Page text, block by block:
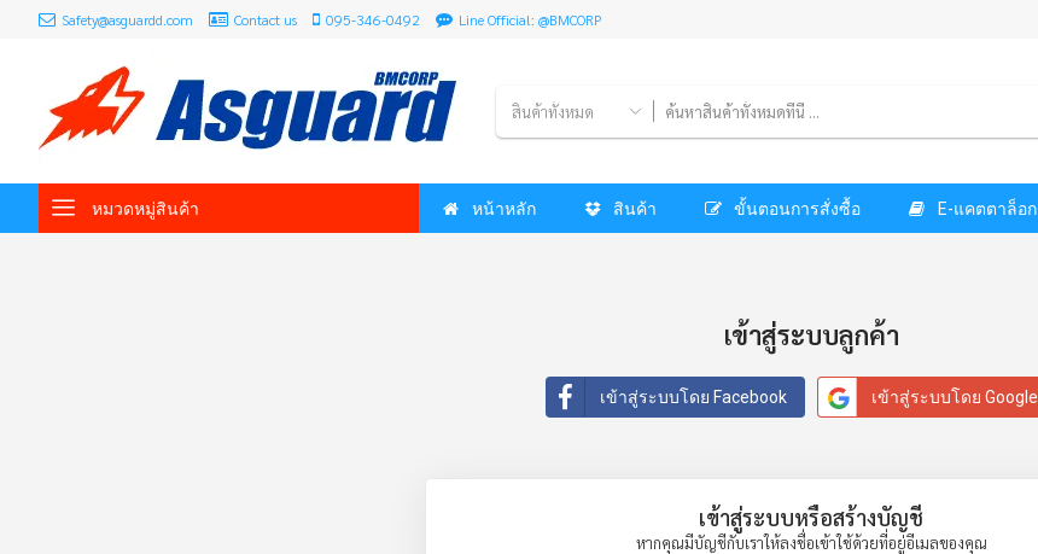
Safety@asguardd.com Contact us 095-346-0492 Line Official: @BMCORP
สินค้าทั้งหมด
หมวดหมู่สินค้า หน้าหลัก สินค้า ขั้นตอนการสั่งซื้อ E-แคตตาล็อก
เข้าสู่ระบบลูกค้า
เข้าสู่ระบบโดย Facebook เข้าสู่ระบบโดย Google
เข้าสู่ระบบหรือสร้างบัญชี
หากคุณมีบัญชีกับเราให้ลงชื่อเข้าใช้ด้วยที่อยู่อีเมลของคุณ